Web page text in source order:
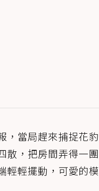
，當局趕來捕捉花
散，把房間弄得一
輕擺動，可愛的